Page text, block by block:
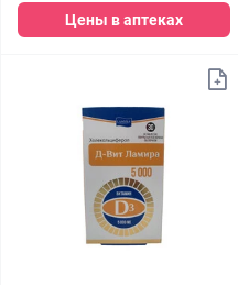
Цены в аптеках